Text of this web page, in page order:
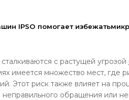
IPSO помогает
с растущей угрозой
имеется множество мест, где
Этот риск также влияет на
обращения или